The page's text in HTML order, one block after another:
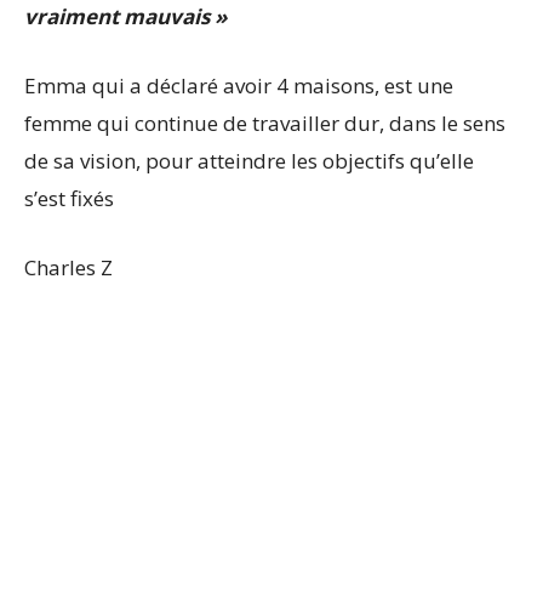
vraiment mauvais »
Emma qui a déclaré avoir 4 maisons, est une
femme qui continue de travailler dur, dans le sens
de sa vision, pour atteindre les objectifs qu’elle
s’est fixés
Charles Z